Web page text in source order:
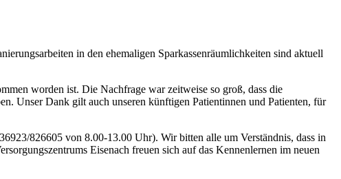
in den ehemaligen Sparkassenräumlichkeiten sind aktuell
worden ist. Die Nachfrage war zeitweise so groß, dass die
Unser Dank gilt auch unseren künftigen Patientinnen und Patienten, für
826605 von 8.00-13.00 Uhr). Wir bitten alle um Verständnis, dass in
Eisenach freuen sich auf das Kennenlernen im neuen